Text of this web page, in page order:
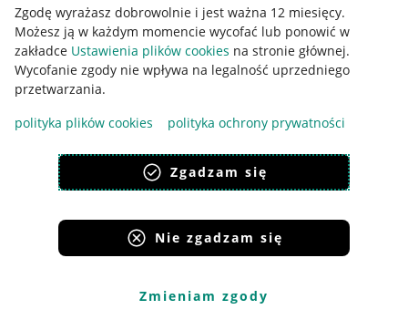
Zgodę wyrażasz dobrowolnie i jest ważna 12 miesięcy.
Możesz ją w każdym momencie wycofać lub ponowić w
zakładce Ustawienia plików cookies na stronie głównej.
Wycofanie zgody nie wpływa na legalność uprzedniego
przetwarzania.
polityka plików cookies
polityka ochrony prywatności
Zgadzam się
Nie zgadzam się
Zmieniam zgody
Pobierz aplikację
Korzystanie z serwisu oznacza akceptacjęregulaminu